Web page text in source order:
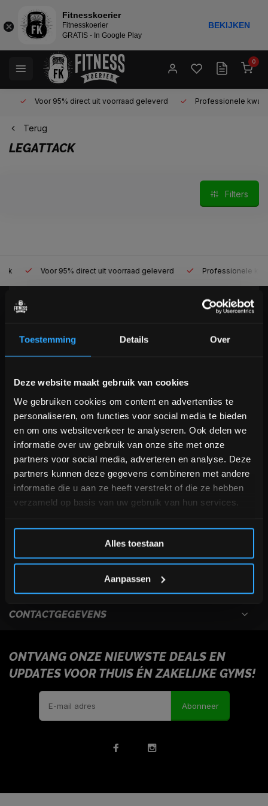
Toestemming Details Over
Deze website maakt gebruik van cookies
We gebruiken cookies om content en advertenties te
personaliseren, om functies voor social media te bieden
en om ons websiteverkeer te analyseren. Ook delen we
informatie over uw gebruik van onze site met onze
partners voor social media, adverteren en analyse. Deze
partners kunnen deze gegevens combineren met andere
informatie die u aan ze heeft verstrekt of die ze hebben
verzameld op basis van uw gebruik van hun services.
Alles toestaan
Aanpassen
0
Voor 95% direct uit voorraad geleverd Professionele kwaliteit
Terug
LEGATTACK
Filters
Voor 95% direct uit voorraad geleverd Professionele
KLANTENSERVICE
+31 (0)24 645 1309
CONTACTGEGEVENS
ONTVANG ONZE NIEUWSTE DEALS EN
UPDATES VOOR THUIS ÉN ZAKELIJKE GYMS!
Abonneer
Bam! 5% korting op je volgende
Schrijf je in voor onze nieuwsbrief om op de hoogte te
blijven over onze nieuwe producten, deals en meer
interessante info. Ontvang 5% korting op je eerstvolgende
aankoop! 😀
Inschrijven
*Verzendkosten vallen buiten de korting
Fitnesskoerier
Fitnesskoerier
GRATIS - In Google Play
BEKIJKEN